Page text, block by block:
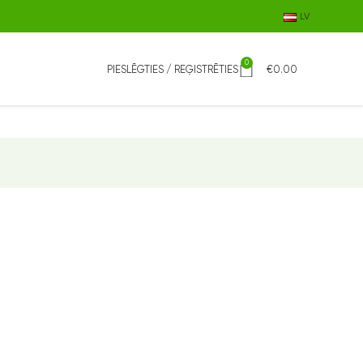
LV
PIESLĒGTIES / REĢISTRĒTIES
0
€0.00